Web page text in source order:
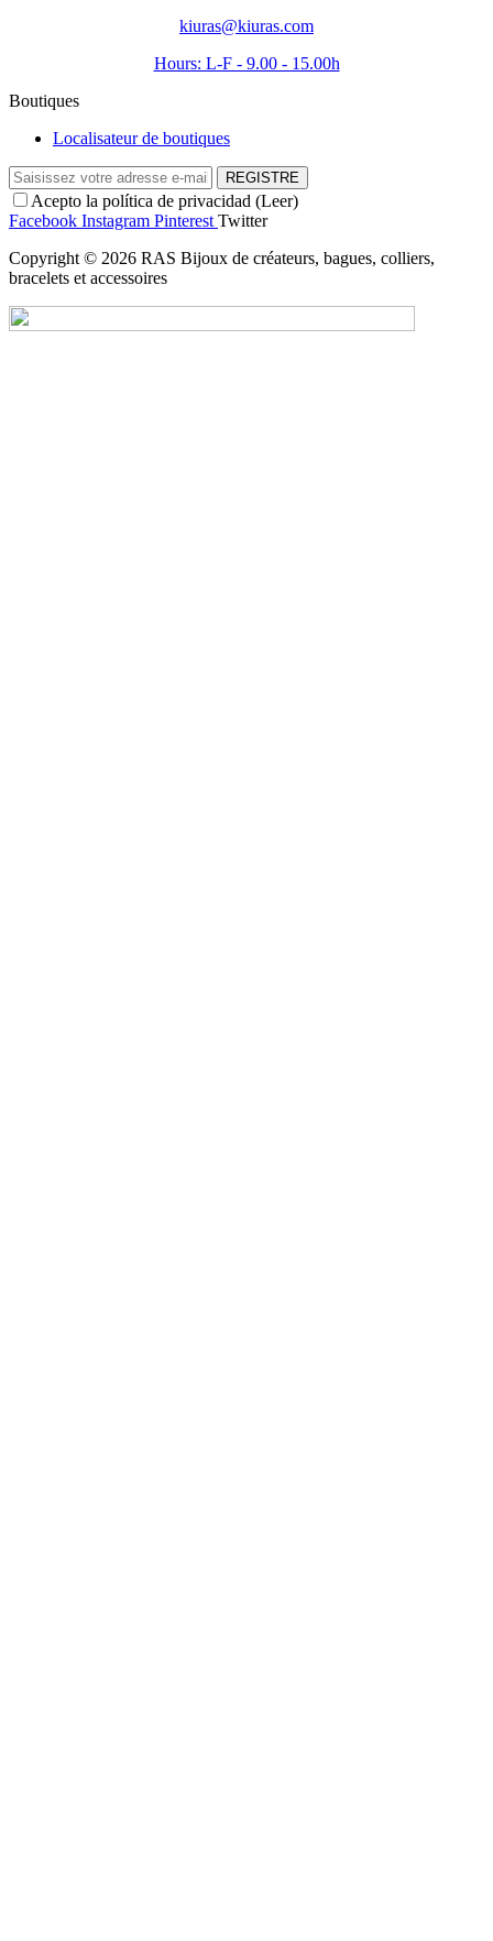
kiuras@kiuras.com
Hours: L-F - 9.00 - 15.00h
Boutiques
Localisateur de boutiques
REGISTRE
Acepto la política de privacidad (Leer)
Facebook Instagram Pinterest Twitter
Copyright © 2026 RAS Bijoux de créateurs, bagues, colliers,
bracelets et accessoires